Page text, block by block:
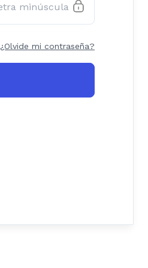
¿Olvide mi contraseña?